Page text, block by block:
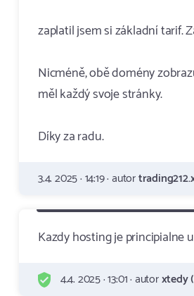
zaplatil jsem si základní tarif.
Nicméně, obě domény
měl každý svoje stránky.
Díky za radu.
3.4. 2025 · 14:19 · autor
Kazdy hosting je principialne
4.4. 2025 · 13:01 · autorxtedy